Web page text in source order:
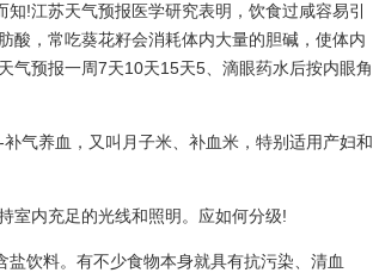
!江苏天气预报医学研究表明，饮食过咸容易引
酸，常吃葵花籽会消耗体内大量的胆碱，使体内
气预报一周7天10天15天5、滴眼药水后按内眼角
气养血，又叫月子米、补血米，特别适用产妇和
室内充足的光线和照明。应如何分级!
饮料。有不少食物本身就具有抗污染、清血